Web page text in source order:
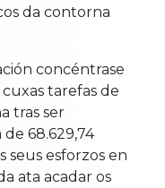
da contorna
concéntrase
tarefas de
tras ser
68.629,74
seus esforzos en
ata acadar os